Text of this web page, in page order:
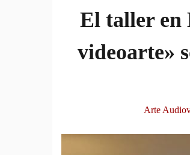
El taller en
videoarte»
Arte